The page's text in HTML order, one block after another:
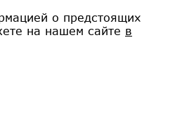
о предстоящих
на нашем сайте в